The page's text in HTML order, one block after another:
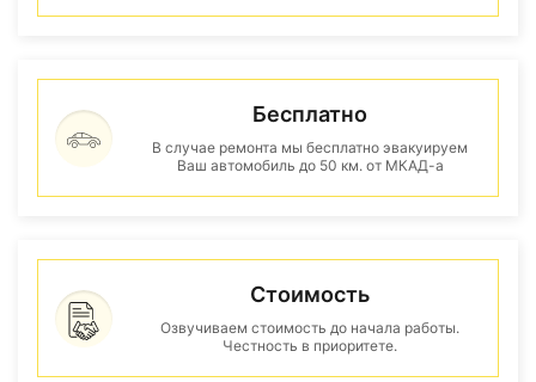
Бесплатно
В случае ремонта мы бесплатно эвакуируем
Ваш автомобиль до 50 км. от МКАД-а
Стоимость
Озвучиваем стоимость до начала работы.
Честность в приоритете.